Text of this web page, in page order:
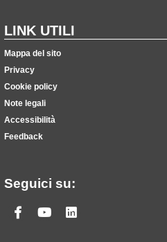
LINK UTILI
Mappa del sito
Privacy
Cookie policy
Note legali
Accessibilità
Feedback
Seguici su:
Facebook
Youtube